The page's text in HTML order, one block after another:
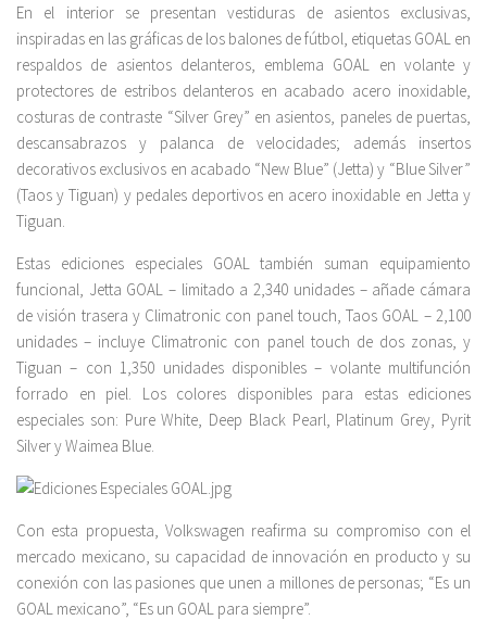
En el interior se presentan vestiduras de asientos exclusivas,
inspiradas en las gráficas de los balones de fútbol, etiquetas GOAL en
respaldos de asientos delanteros, emblema GOAL en volante y
protectores de estribos delanteros en acabado acero inoxidable,
costuras de contraste “Silver Grey” en asientos, paneles de puertas,
descansabrazos y palanca de velocidades; además insertos
decorativos exclusivos en acabado “New Blue” (Jetta) y “Blue Silver”
(Taos y Tiguan) y pedales deportivos en acero inoxidable en Jetta y
Tiguan.
Estas ediciones especiales GOAL también suman equipamiento
funcional, Jetta GOAL – limitado a 2,340 unidades – añade cámara
de visión trasera y Climatronic con panel touch, Taos GOAL – 2,100
unidades – incluye Climatronic con panel touch de dos zonas, y
Tiguan – con 1,350 unidades disponibles – volante multifunción
forrado en piel. Los colores disponibles para estas ediciones
especiales son: Pure White, Deep Black Pearl, Platinum Grey, Pyrit
Silver y Waimea Blue.
Con esta propuesta, Volkswagen reafirma su compromiso con el
mercado mexicano, su capacidad de innovación en producto y su
conexión con las pasiones que unen a millones de personas; “Es un
GOAL mexicano”, “Es un GOAL para siempre”.